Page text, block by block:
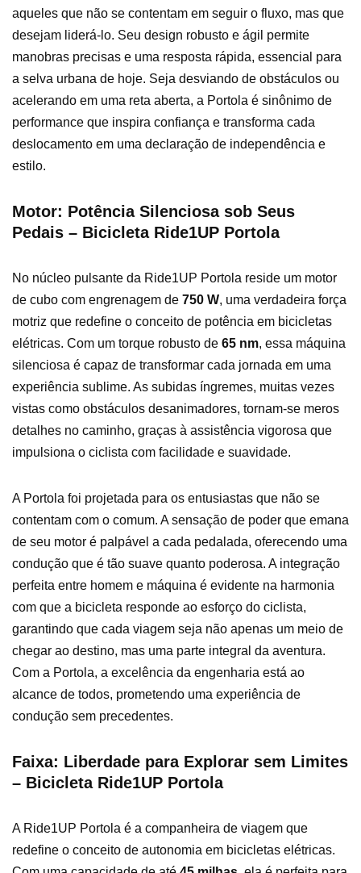
aqueles que não se contentam em seguir o fluxo, mas que
desejam liderá-lo. Seu design robusto e ágil permite
manobras precisas e uma resposta rápida, essencial para
a selva urbana de hoje. Seja desviando de obstáculos ou
acelerando em uma reta aberta, a Portola é sinônimo de
performance que inspira confiança e transforma cada
deslocamento em uma declaração de independência e
estilo.
Motor: Potência Silenciosa sob Seus
Pedais – Bicicleta Ride1UP Portola
No núcleo pulsante da Ride1UP Portola reside um motor
de cubo com engrenagem de 750 W, uma verdadeira força
motriz que redefine o conceito de potência em bicicletas
elétricas. Com um torque robusto de 65 nm, essa máquina
silenciosa é capaz de transformar cada jornada em uma
experiência sublime. As subidas íngremes, muitas vezes
vistas como obstáculos desanimadores, tornam-se meros
detalhes no caminho, graças à assistência vigorosa que
impulsiona o ciclista com facilidade e suavidade.
A Portola foi projetada para os entusiastas que não se
contentam com o comum. A sensação de poder que emana
de seu motor é palpável a cada pedalada, oferecendo uma
condução que é tão suave quanto poderosa. A integração
perfeita entre homem e máquina é evidente na harmonia
com que a bicicleta responde ao esforço do ciclista,
garantindo que cada viagem seja não apenas um meio de
chegar ao destino, mas uma parte integral da aventura.
Com a Portola, a excelência da engenharia está ao
alcance de todos, prometendo uma experiência de
condução sem precedentes.
Faixa: Liberdade para Explorar sem Limites
– Bicicleta Ride1UP Portola
A Ride1UP Portola é a companheira de viagem que
redefine o conceito de autonomia em bicicletas elétricas.